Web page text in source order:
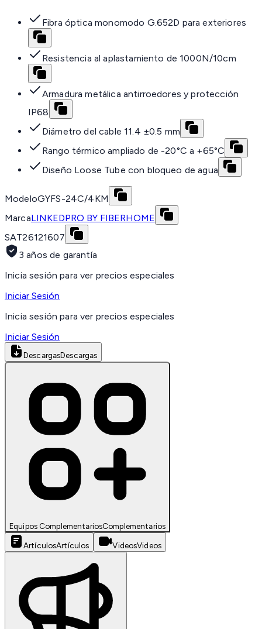
Fibra óptica monomodo G.652D para exteriores
Resistencia al aplastamiento de 1000N/10cm
Armadura metálica antirroedores y protección
IP68
Diámetro del cable 11.4 ±0.5 mm
Rango térmico ampliado de -20°C a +65°C
Diseño Loose Tube con bloqueo de agua
ModeloGYFS-24C/4KM
MarcaLINKEDPRO BY FIBERHOME
SAT26121607
3 años de garantía
Inicia sesión para ver precios especiales
Iniciar Sesión
Inicia sesión para ver precios especiales
Iniciar Sesión
DescargasDescargas
Equipos ComplementariosComplementarios
ArtículosArtículos VideosVideos